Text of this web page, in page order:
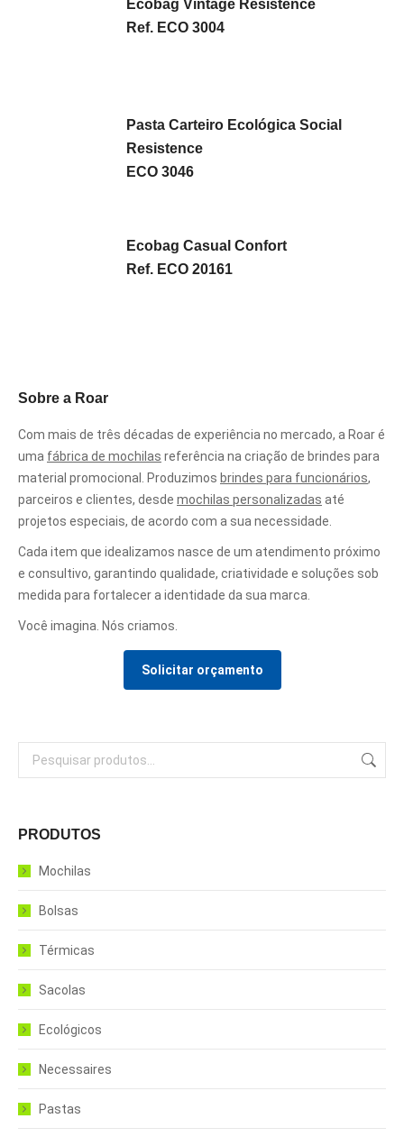
Ecobag Vintage Resistence
Ref. ECO 3004
Pasta Carteiro Ecológica Social
Resistence
ECO 3046
Ecobag Casual Confort
Ref. ECO 20161
Sobre a Roar
Com mais de três décadas de experiência no mercado, a Roar é
uma fábrica de mochilas referência na criação de brindes para
material promocional. Produzimos brindes para funcionários,
parceiros e clientes, desde mochilas personalizadas até
projetos especiais, de acordo com a sua necessidade.
Cada item que idealizamos nasce de um atendimento próximo
e consultivo, garantindo qualidade, criatividade e soluções sob
medida para fortalecer a identidade da sua marca.
Você imagina. Nós criamos.
Solicitar orçamento
PRODUTOS
Mochilas
Bolsas
Térmicas
Sacolas
Ecológicos
Necessaires
Pastas